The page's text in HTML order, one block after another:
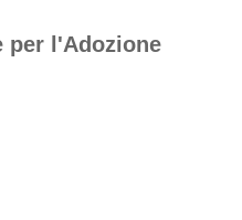
per l'Adozione